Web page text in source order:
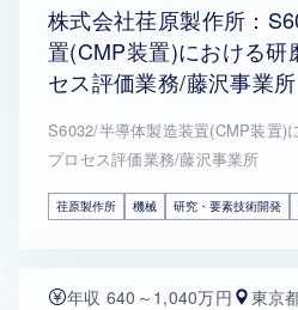
株式会社荏原製作所：
置(CMP装置)における研
セス評価業務/藤沢事業所
S6032/半導体製造装置(CMP装置)
プロセス評価業務/藤沢事業所
荏原製作所 機械 研究・要素技術開発
年収 640～1,040万円 東京